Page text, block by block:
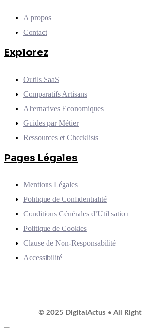
A propos
Contact
Explorez
Outils SaaS
Comparatifs Artisans
Alternatives Economiques
Guides par Métier
Ressources et Checklists
Pages Légales
Mentions Légales
Politique de Confidentialité
Conditions Générales d’Utilisation
Politique de Cookies
Clause de Non-Responsabilité
Accessibilité
© 2025 DigitalActus • All